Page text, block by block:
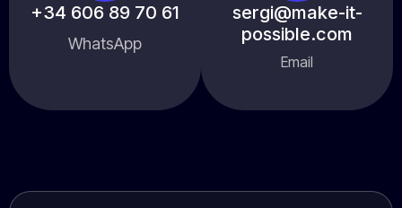
+34 606 89 70 61
WhatsApp
sergi@make-it-
possible.com
Email